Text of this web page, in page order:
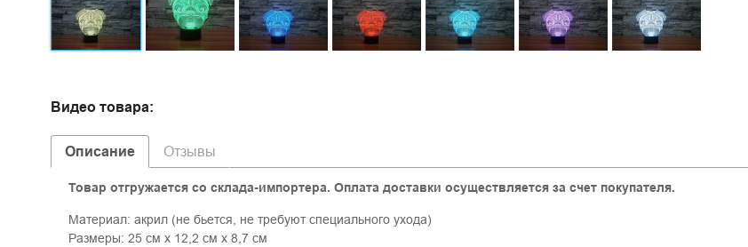
Видео товара:
Описание
Товар отгружается со склада-импортера. Оплата доставки осуществляется за счет покупателя.
Материал: акрил (не бьется, не требуют специального ухода)
Размеры: 25 см х 12,2 см х 8,7 см
Отзывы